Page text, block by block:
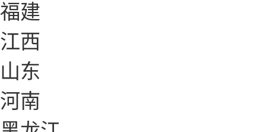
福建
江西
山东
河南